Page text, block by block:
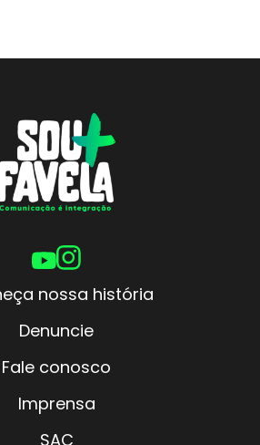
nossa história
Denuncie
Fale conosco
Imprensa
SAC